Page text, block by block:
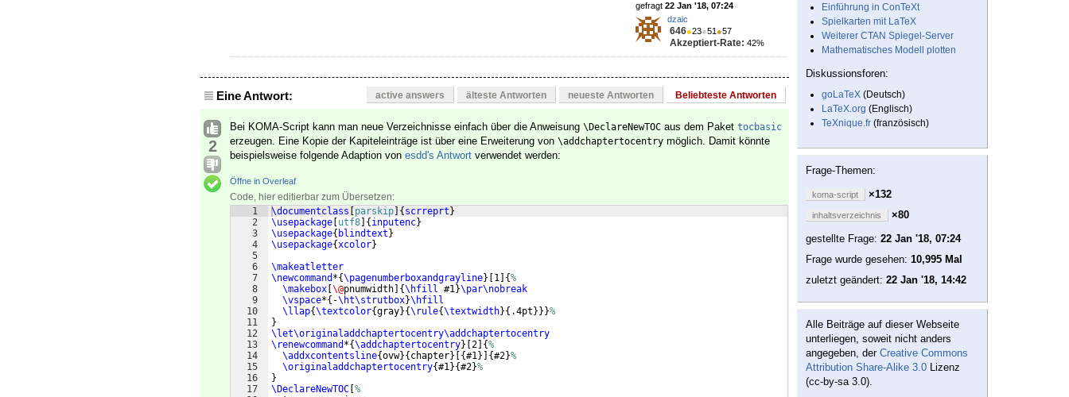
gefragt 22 Jan '18, 07:24
dzaic
646●23●51 ●57
Akzeptiert-Rate: 42%
Eine Antwort: active answers älteste Antworten neueste Antworten Beliebteste Antworten
2
Bei KOMA-Script kann man neue Verzeichnisse einfach über die Anweisung \DeclareNewTOC aus dem Paket tocbasic
erzeugen. Eine Kopie der Kapiteleinträge ist über eine Erweiterung von \addchaptertocentry möglich. Damit könnte
beispielsweise folgende Adaption von esdd's Antwort verwendet werden:
Öffne in Overleaf
Code, hier editierbar zum Übersetzen:
1
2
3
4
5
6
7
8
9
10
11
12
13
14
15
16
17
\documentclass parskip { scrreprt }
\usepackage utf8 { inputenc}
\usepackage{ blindtext }
\usepackage{xcolor}
\makeatletter
\newcommand *{\pagenumberboxandgrayline} 1 {%
\makebox \@pnumwidth {\hfill #1}\par\nobreak
\vspace*{ -\ht\strutbox}\hfill
\llap{\textcolor{gray}{\rule{\textwidth}{ .4pt }}}%
}
\let\originaladdchaptertocentry\addchaptertocentry
\renewcommand *{\addchaptertocentry} 2 {%
\addxcontentsline{ovw}{ chapter} [{#1}] {#2}%
\originaladdchaptertocentry{#1}{#2}%
}
\DeclareNewTOC %
Einführung in ConTeXt
Spielkarten mit LaTeX
Weiterer CTAN Spiegel-Server
Mathematisches Modell plotten
Diskussionsforen:
goLaTeX (Deutsch)
LaTeX.org (Englisch)
TeXnique.fr (französisch)
Frage-Themen:
koma-script ×132
inhaltsverzeichnis
×80
gestellte Frage: 22 Jan '18, 07:24
Frage wurde gesehen: 10,995 Mal
zuletzt geändert: 22 Jan '18, 14:42
Alle Beiträge auf dieser Webseite
unterliegen, soweit nicht anders
angegeben, der Creative Commons
Attribution Share-Alike 3.0 Lizenz
(cc-by-sa 3.0).